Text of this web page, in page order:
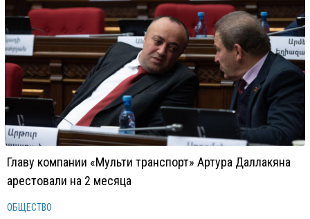
Главу компании «Мульти транспорт» Артура Даллакяна
арестовали на 2 месяца
ОБЩЕСТВО